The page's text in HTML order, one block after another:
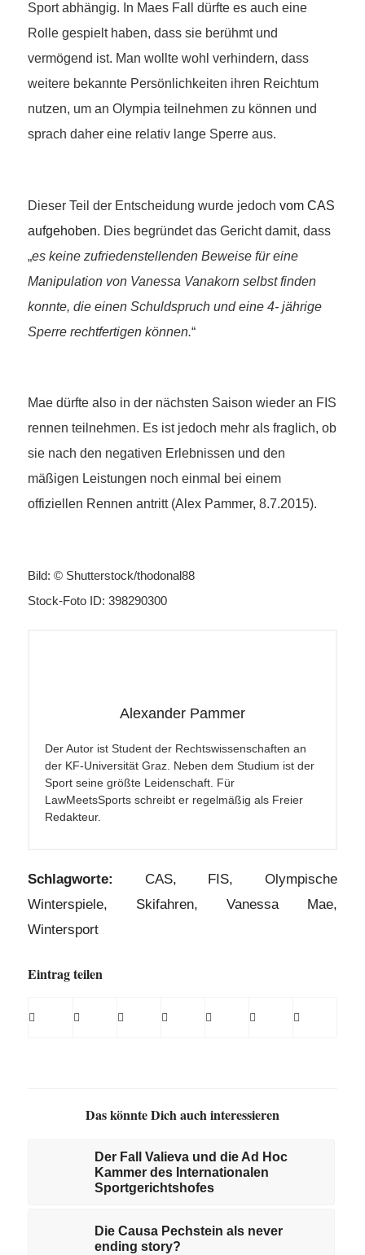
Sport abhängig. In Maes Fall dürfte es auch eine
Rolle gespielt haben, dass sie berühmt und
vermögend ist. Man wollte wohl verhindern, dass
weitere bekannte Persönlichkeiten ihren Reichtum
nutzen, um an Olympia teilnehmen zu können und
sprach daher eine relativ lange Sperre aus.
Dieser Teil der Entscheidung wurde jedoch vom CAS
aufgehoben. Dies begründet das Gericht damit, dass
„es keine zufriedenstellenden Beweise für eine
Manipulation von Vanessa Vanakorn selbst finden
konnte, die einen Schuldspruch und eine 4- jährige
Sperre rechtfertigen können.“
Mae dürfte also in der nächsten Saison wieder an FIS
rennen teilnehmen. Es ist jedoch mehr als fraglich, ob
sie nach den negativen Erlebnissen und den
mäßigen Leistungen noch einmal bei einem
offiziellen Rennen antritt (Alex Pammer, 8.7.2015).
Bild: © Shutterstock/thodonal88
Stock-Foto ID: 398290300
Alexander Pammer
Der Autor ist Student der Rechtswissenschaften an
der KF-Universität Graz. Neben dem Studium ist der
Sport seine größte Leidenschaft. Für
LawMeetsSports schreibt er regelmäßig als Freier
Redakteur.
Schlagworte: CAS, FIS,Olympische
Winterspiele, Skifahren,Vanessa Mae,
Wintersport
Eintrag teilen
Das könnte Dich auch interessieren
Der Fall Valieva und die Ad Hoc
Kammer des Internationalen
Sportgerichtshofes
Die Causa Pechstein als never
ending story?